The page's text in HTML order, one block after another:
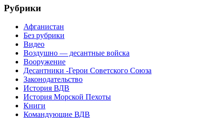
Рубрики
Афганистан
Без рубрики
Видео
Воздушно — десантные войска
Вооружение
Десантники -Герои Советского Союза
Законодательство
История ВДВ
История Морской Пехоты
Книги
Командующие ВДВ